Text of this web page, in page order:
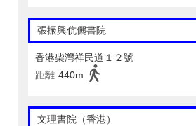
張振興伉儷書院
香港柴灣祥民道１２號
距離 440m
文理書院（香港）